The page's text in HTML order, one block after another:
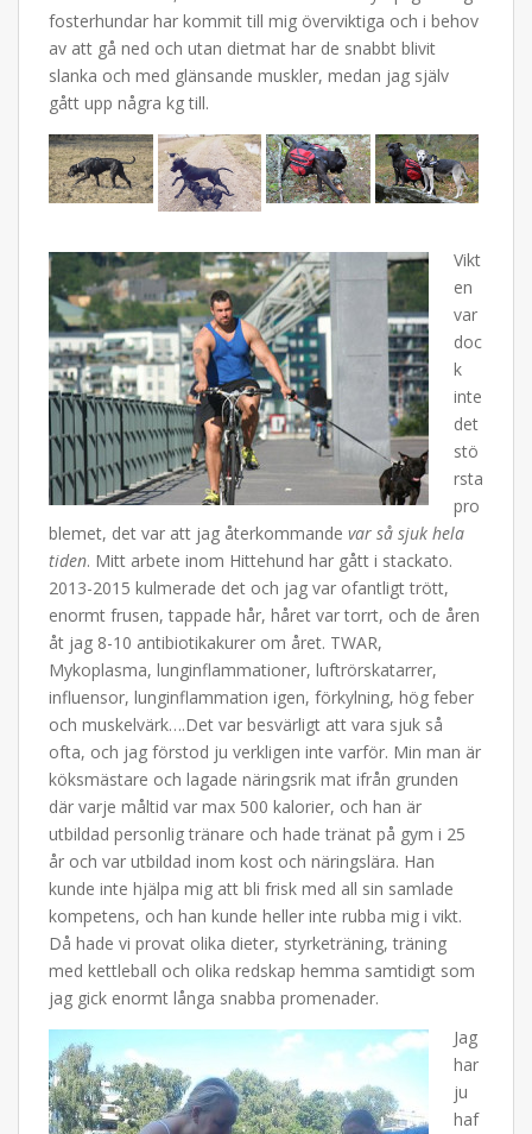
fosterhundar har kommit till mig överviktiga och i behov
av att gå ned och utan dietmat har de snabbt blivit
slanka och med glänsande muskler, medan jag själv
gått upp några kg till.
Vikt
en
var
doc
k
inte
det
stö
rsta
pro
blemet, det var att jag återkommande var så sjuk hela
tiden. Mitt arbete inom Hittehund har gått i stackato.
2013-2015 kulmerade det och jag var ofantligt trött,
enormt frusen, tappade hår, håret var torrt, och de åren
åt jag 8-10 antibiotikakurer om året. TWAR,
Mykoplasma, lunginflammationer, luftrörskatarrer,
influensor, lunginflammation igen, förkylning, hög feber
och muskelvärk….Det var besvärligt att vara sjuk så
ofta, och jag förstod ju verkligen inte varför. Min man är
köksmästare och lagade näringsrik mat ifrån grunden
där varje måltid var max 500 kalorier, och han är
utbildad personlig tränare och hade tränat på gym i 25
år och var utbildad inom kost och näringslära. Han
kunde inte hjälpa mig att bli frisk med all sin samlade
kompetens, och han kunde heller inte rubba mig i vikt.
Då hade vi provat olika dieter, styrketräning, träning
med kettleball och olika redskap hemma samtidigt som
jag gick enormt långa snabba promenader.
Jag
har
ju
haf